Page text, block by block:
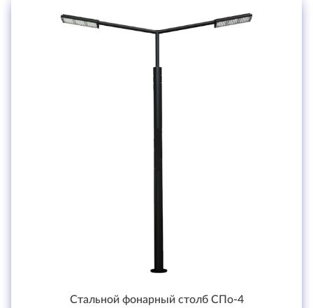
Стальной фонарный столб СПо-4